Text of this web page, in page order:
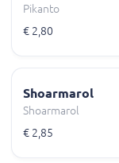
Pikanto
€ 2,80
Shoarmarol
Shoarmarol
€ 2,85